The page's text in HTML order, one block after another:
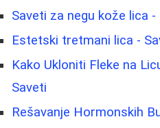
Saveti za negu kože lica
Estetski tretmani lica -
Kako Ukloniti Fleke na
Saveti
Rešavanje Hormonskih